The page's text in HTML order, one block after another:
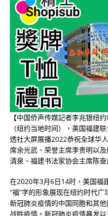
【中国侨声传媒記者李兆银纽
（纽约当地时间），美国福建
透社大屏展播2022恭祝全球华
席余光武、荣誉主席李贵明以
清泉、福建书法家协会主席陈奋
在2020年3月6日14时，美国福
“福”字的形象展现在纽约时代
新冠肺炎疫情的中国同胞和其
战胜疫情。新冠肺炎疫情暴发